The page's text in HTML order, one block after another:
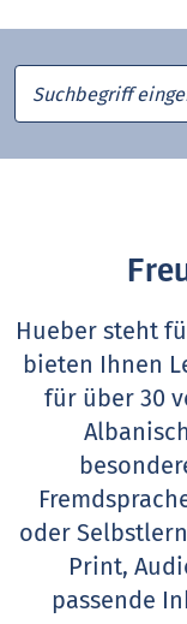
Suchbegriff
Hueber steht
bieten Ihnen
für über 30
oder
Print,
passende